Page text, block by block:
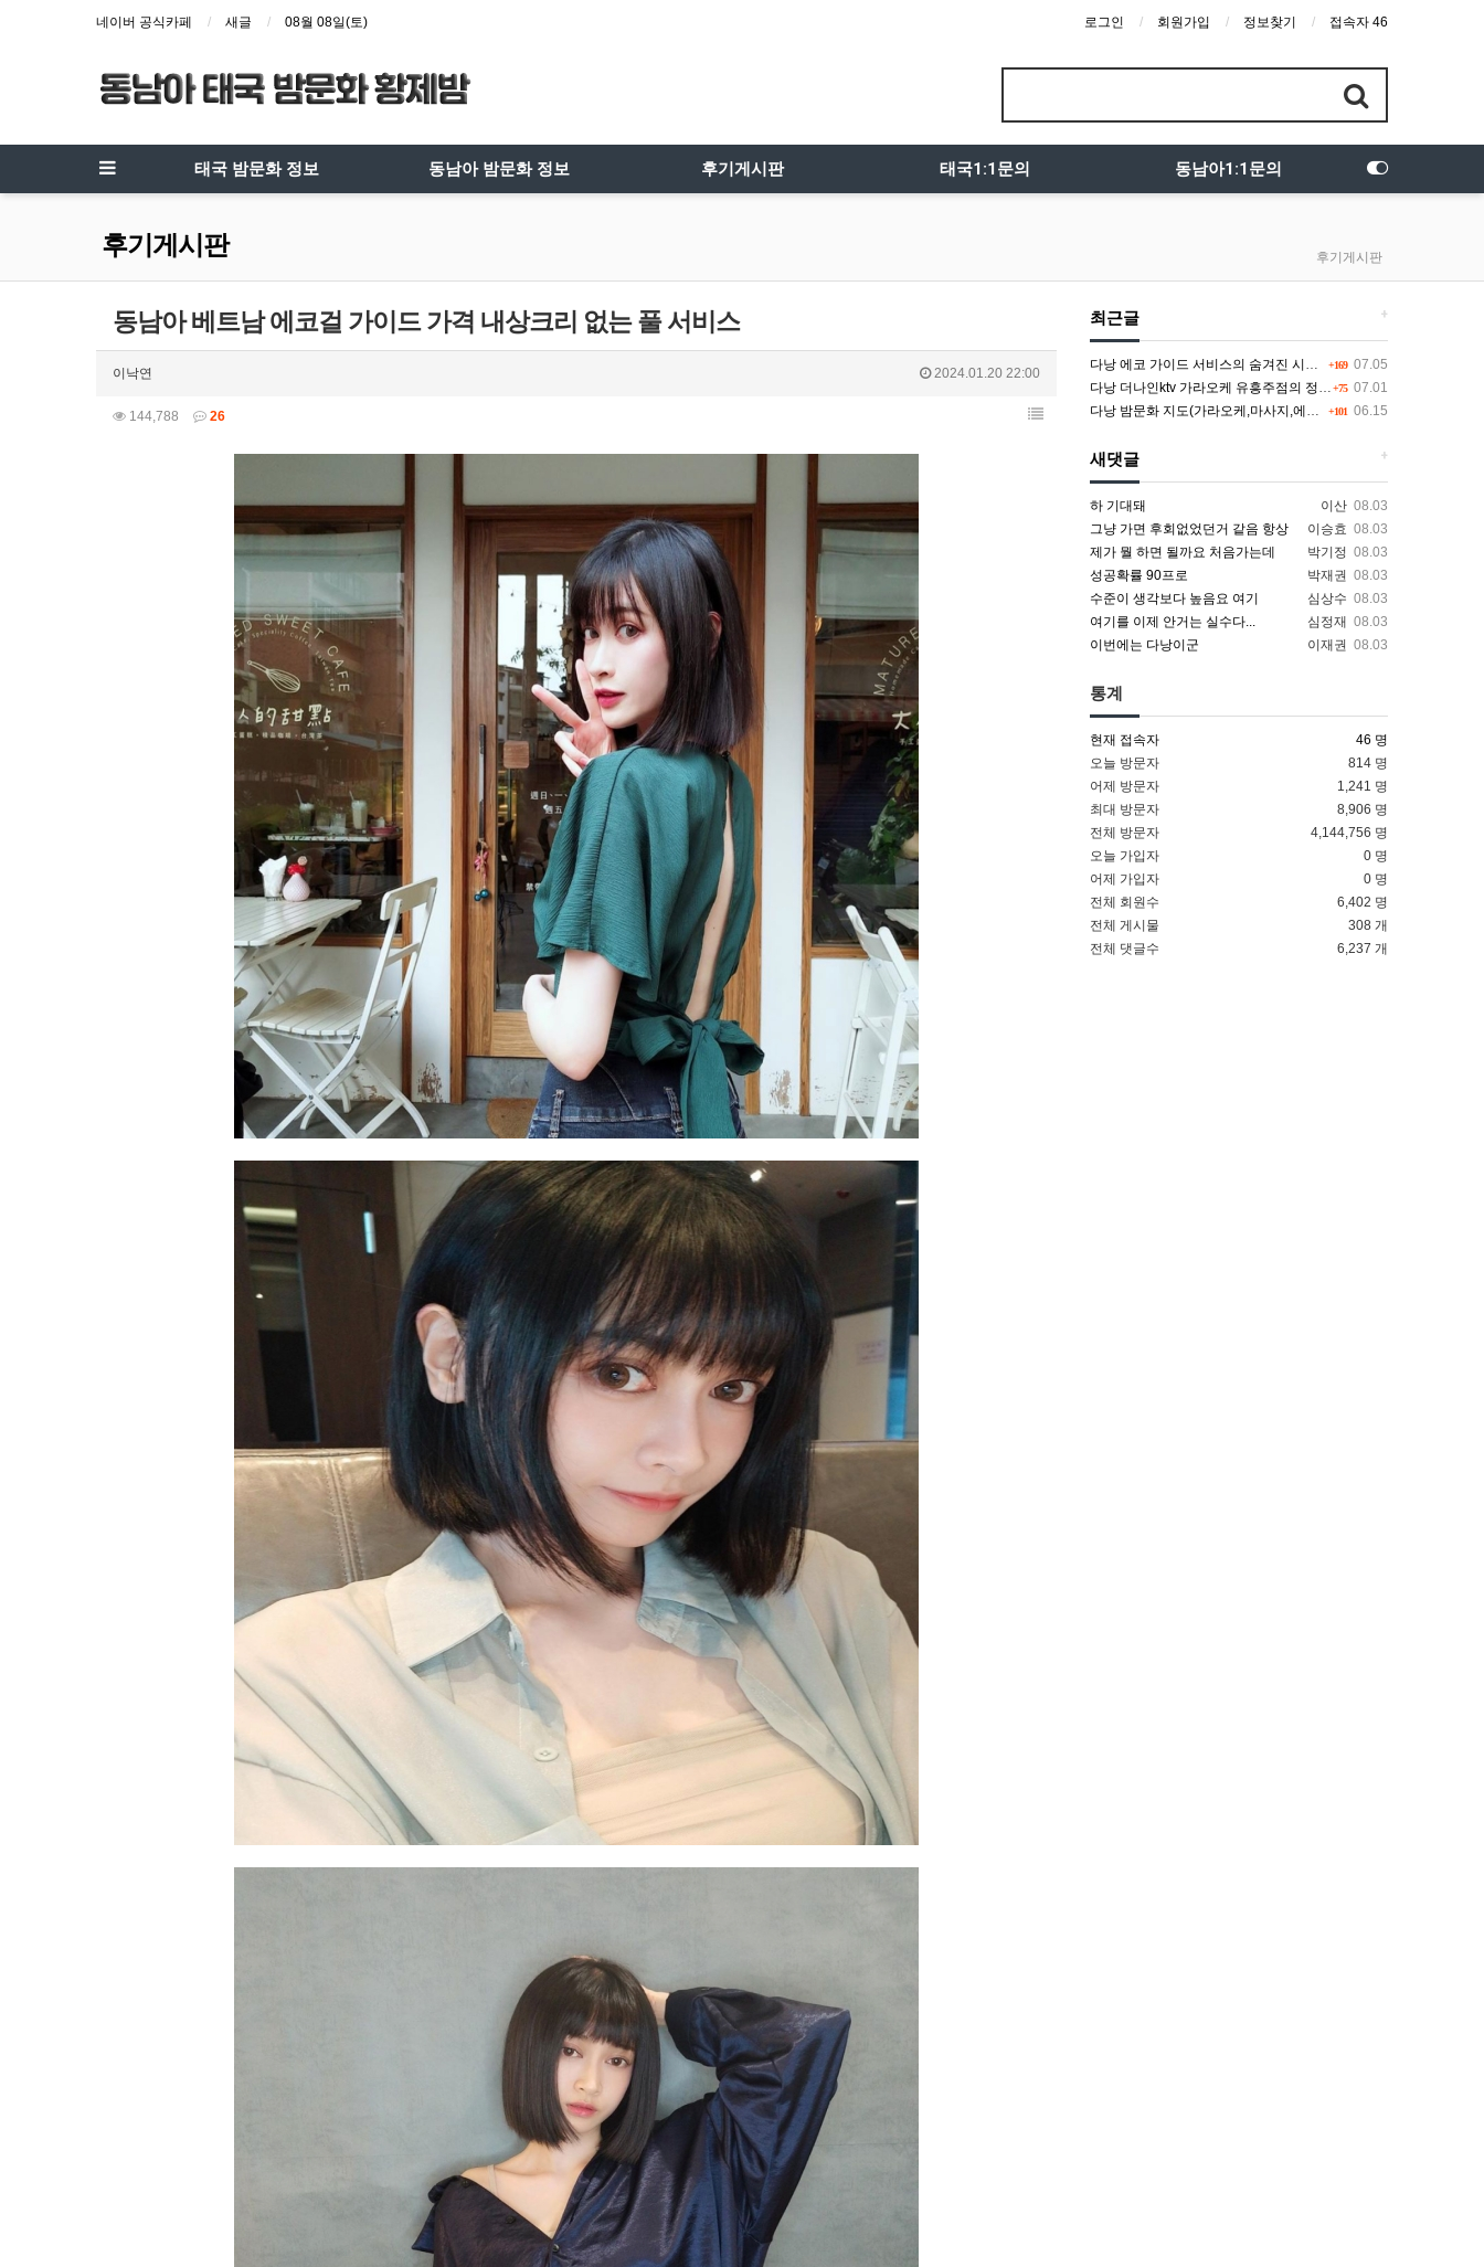
네이버 공식카페 새글 08월 08일(토) 로그인 회원가입 정보찾기 접속자 46
태국 밤문화 정보 동남아 밤문화 정보 후기게시판 태국1:1문의 동남아1:1문의
후기게시판 후기게시판
동남아 베트남 에코걸 가이드 가격 내상크리 없는 풀 서비스
이낙연 2024.01.20 22:00
144,788 26
+
최근글
+169 07.05
다낭 에코 가이드 서비스의 숨겨진 시스템과 다채로운 인력 풀의 진실
+75 07.01
다낭 더나인ktv 가라오케 유흥주점의 정석을 찾고 있다면 여기
+101 06.15
다낭 밤문화 지도(가라오케,마사지,에코걸,토킹바,클럽) 유흥별 가격 및 후기공유
+
새댓글
이산 08.03
하 기대돼
이승효 08.03
그냥 가면 후회없었던거 같음 항상
박기정 08.03
제가 뭘 하면 될까요 처음가는데
박재권 08.03
성공확률 90프로
심상수 08.03
수준이 생각보다 높음요 여기
심정재 08.03
여기를 이제 안거는 실수다...
이재권 08.03
이번에는 다낭이군
통계
현재 접속자
46 명
오늘 방문자
814 명
어제 방문자
1,241 명
최대 방문자
8,906 명
전체 방문자
4,144,756 명
오늘 가입자
0 명
어제 가입자
0 명
전체 회원수
6,402 명
전체 게시물
308 개
전체 댓글수
6,237 개